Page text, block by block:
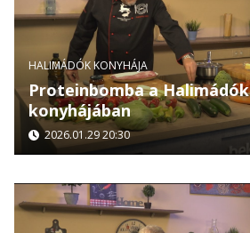
HALIMÁDÓK KONYHÁJA
Proteinbomba a Halimádók
konyhájában
2026.01.29 20:30